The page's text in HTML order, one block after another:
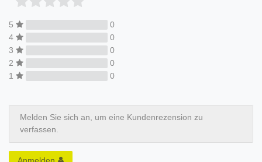
5
0
4
0
3
0
2
0
1
0
Melden Sie sich an, um eine Kundenrezension zu
verfassen.